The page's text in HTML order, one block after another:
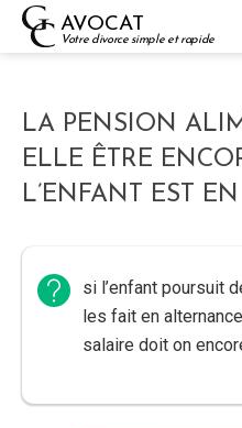
Skip
AVOCAT
Votre divorce simple et rapide
LA PENSION
ELLE ÊTRE
L’ENFANT EST
si l’enfant poursuit
les fait en
salaire doit on